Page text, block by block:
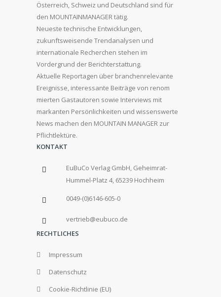
Österreich, Schweiz und Deutschland sind für
den MOUNTAINMANAGER tätig.
Neueste technische Entwicklungen,
zukunftsweisende Trendanalysen und
internationale Recherchen stehen im
Vordergrund der Berichterstattung.
Aktuelle Reportagen über branchenrelevante
Ereignisse, interessante Beiträge von renom
mierten Gastautoren sowie Interviews mit
markanten Persönlichkeiten und wissenswerte
News machen den MOUNTAIN MANAGER zur
Pflichtlektüre.
KONTAKT
EuBuCo Verlag GmbH, Geheimrat-
Hummel-Platz 4, 65239 Hochheim
0049-(0)6146-605-0
vertrieb@eubuco.de
RECHTLICHES
Impressum
Datenschutz
Cookie-Richtlinie (EU)